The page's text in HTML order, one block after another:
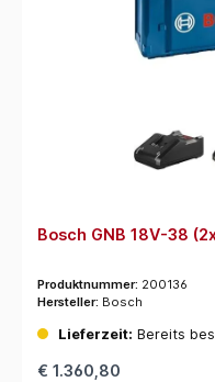
Bosch GNB 18V-38
Produktnummer: 200136
Hersteller: Bosch
Lieferzeit: Bereits
€ 1.360,80